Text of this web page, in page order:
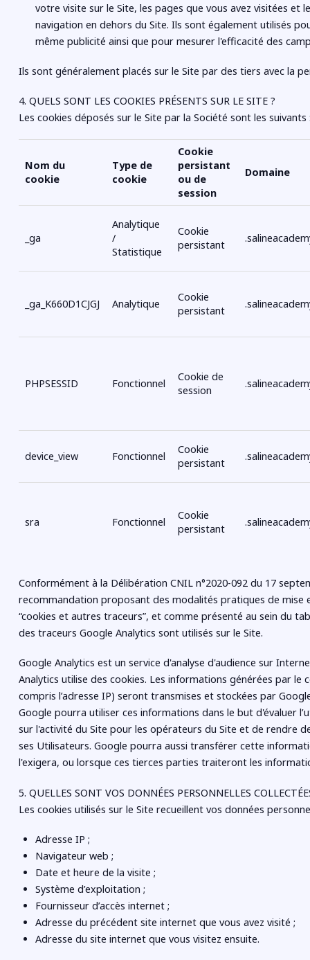
votre visite sur le Site, les pages que vous avez visitées et
navigation en dehors du Site. Ils sont également utilisés
même publicité ainsi que pour mesurer l'efficacité des
Ils sont généralement placés sur le Site par des tiers avec la
4. QUELS SONT LES COOKIES PRÉSENTS SUR LE SITE ?
Les cookies déposés sur le Site par la Société sont les suivants
Nom du
cookie
Type de
cookie
Cookie
persistant
ou de
session
Domaine
_ga
Analytique
/
Statistique
Cookie
persistant
_ga_K660D1CJGJ Analytique
Cookie
persistant
PHPSESSID Fonctionnel
Cookie de
session
device_view Fonctionnel
Cookie
persistant
sra Fonctionnel
Cookie
persistant
Conformément à la Délibération CNIL n°2020-092 du 17
recommandation proposant des modalités pratiques de mise
“cookies et autres traceurs”, et comme présenté au sein du
des traceurs Google Analytics sont utilisés sur le Site.
Google Analytics est un service d'analyse d'audience sur
Analytics utilise des cookies. Les informations générées par le
compris l’adresse IP) seront transmises et stockées par
Google pourra utiliser ces informations dans le but d'évaluer
sur l'activité du Site pour les opérateurs du Site et de rendre
ses Utilisateurs. Google pourra aussi transférer cette
l'exigera, ou lorsque ces tierces parties traiteront les
5. QUELLES SONT VOS DONNÉES PERSONNELLES
Les cookies utilisés sur le Site recueillent vos données
Adresse IP ;
Navigateur web ;
Date et heure de la visite ;
Système d’exploitation ;
Fournisseur d’accès internet ;
Adresse du précédent site internet que vous avez visité ;
Adresse du site internet que vous visitez ensuite.